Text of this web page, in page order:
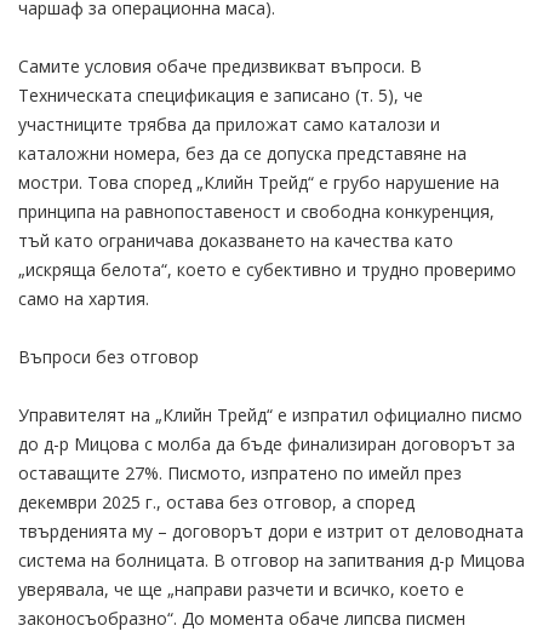
чаршаф за операционна маса).
Самите условия обаче предизвикват въпроси. В
Техническата спецификация е записано (т. 5), че
участниците трябва да приложат само каталози и
каталожни номера, без да се допуска представяне на
мостри. Това според „Клийн Трейд“ е грубо нарушение на
принципа на равнопоставеност и свободна конкуренция,
тъй като ограничава доказването на качества като
„искряща белота“, което е субективно и трудно проверимо
само на хартия.
Въпроси без отговор
Управителят на „Клийн Трейд“ е изпратил официално писмо
до д-р Мицова с молба да бъде финализиран договорът за
оставащите 27%. Писмото, изпратено по имейл през
декември 2025 г., остава без отговор, а според
твърденията му – договорът дори е изтрит от деловодната
система на болницата. В отговор на запитвания д-р Мицова
уверявала, че ще „направи разчети и всичко, което е
законосъобразно“. До момента обаче липсва писмен